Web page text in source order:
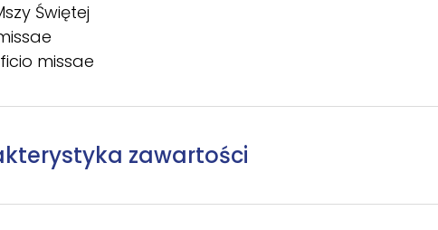
Świętej
missae
zawartości